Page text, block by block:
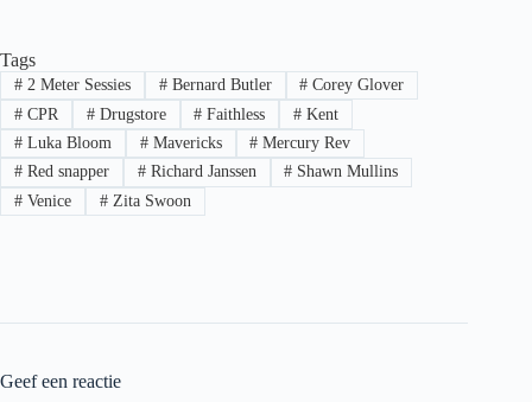
Tags
#2 Meter Sessies #Bernard Butler # Corey Glover
#CPR #Drugstore # Faithless # Kent
#Luka Bloom #Mavericks # Mercury Rev
#Red snapper #Richard Janssen # Shawn Mullins
#Venice #Zita Swoon
Geef een reactie